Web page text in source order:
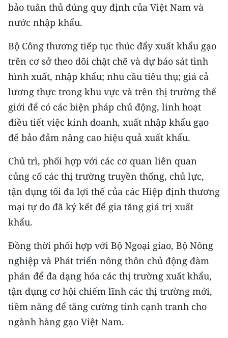
Duyên hải Nam Trung Bộ và Tây
Nguyên
Đông Nam Bộ
Đồng bằng sông Cửu Long
Chuyên trang Hà Nội
Chuyên trang TP. Hồ Chí Minh
CHUYÊN ĐỀ
CÁC CHUYÊN TRANG
VỀ BÁO NHÂN DÂN
THỜI NAY
NHÂN DÂN HẰNG THÁNG
MUA BÁO
ĐỌC BÁO IN
bảo tuân thủ đúng quy định của Việt Nam và
nước nhập khẩu.
Bộ Công thương tiếp tục thúc đẩy xuất khẩu gạo
trên cơ sở theo dõi chặt chẽ và dự báo sát tình
hình xuất, nhập khẩu; nhu cầu tiêu thụ; giá cả
lương thực trong khu vực và trên thị trường thế
giới để có các biện pháp chủ động, linh hoạt
điều tiết việc kinh doanh, xuất nhập khẩu gạo
để bảo đảm nâng cao hiệu quả xuất khẩu.
Chủ trì, phối hợp với các cơ quan liên quan
củng cố các thị trường truyền thống, chủ lực,
tận dụng tối đa lợi thế của các Hiệp định thương
mại tự do đã ký kết để gia tăng giá trị xuất
khẩu.
Đồng thời phối hợp với Bộ Ngoại giao, Bộ Nông
nghiệp và Phát triển nông thôn chủ động đàm
phán để đa dạng hóa các thị trường xuất khẩu,
tận dụng cơ hội chiếm lĩnh các thị trường mới,
tiềm năng để tăng cường tính cạnh tranh cho
ngành hàng gạo Việt Nam.